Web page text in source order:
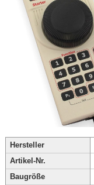
Hersteller
Artikel-Nr.
Baugröße